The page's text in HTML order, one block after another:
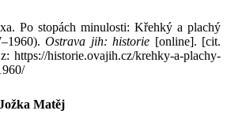
Po stopách minulosti: Křehký a plachý
Ostrava jih: historie [online]. [cit.
https://historie.ovajih.cz/krehky-a-plachy-